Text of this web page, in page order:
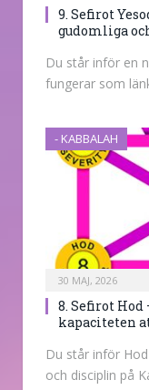
9. Sefirot
gudomliga
Du står inför en
fungerar som
- KABBALAH
30 MAJ, 2026
8. Sefirot
kapaciteten
Du står inför
och disciplin på